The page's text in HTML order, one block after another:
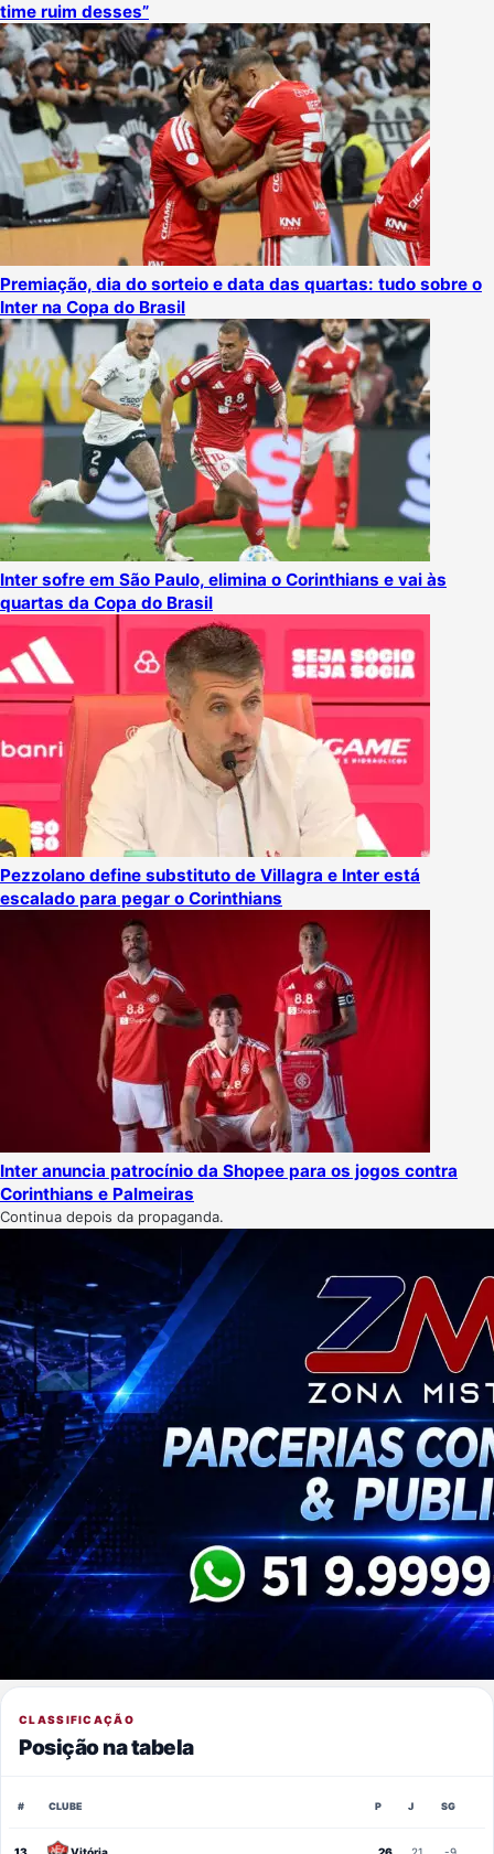
time ruim desses”
Premiação, dia do sorteio e data das quartas: tudo sobre o
Inter na Copa do Brasil
Inter sofre em São Paulo, elimina o Corinthians e vai às
quartas da Copa do Brasil
Pezzolano define substituto de Villagra e Inter está
escalado para pegar o Corinthians
Inter anuncia patrocínio da Shopee para os jogos contra
Corinthians e Palmeiras
Continua depois da propaganda.
CLASSIFICAÇÃO
Posição na tabela
# CLUBE P J SG